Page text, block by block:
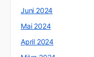
Juni 2024
Mai 2024
April 2024